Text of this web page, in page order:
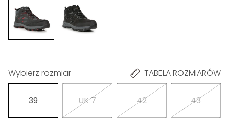
Wybierz rozmiar TABELA ROZMIARÓW
39 UK 7 42 43